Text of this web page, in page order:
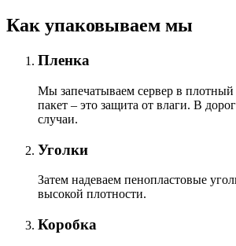
Как упаковываем мы
Пленка
Мы запечатываем сервер в
пакет – это защита от влаги. В
случаи.
Уголки
Затем надеваем пенопластовые
высокой плотности.
Коробка